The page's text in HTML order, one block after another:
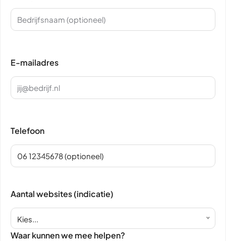
E-mailadres
Telefoon
Aantal websites (indicatie)
Kies...
Waar kunnen we mee helpen?